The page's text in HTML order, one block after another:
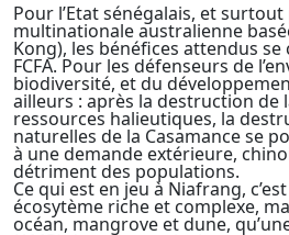
Pour l’Etat sénégalais, et
multinationale australienne
Kong), les bénéfices attendus
FCFA. Pour les défenseurs de
biodiversité, et du
ailleurs : après la destruction de
ressources halieutiques, la
naturelles de la Casamance se
à une demande extérieure,
détriment des populations.
Ce qui est en jeu à Niafrang,
écosytème riche et complexe,
océan, mangrove et dune,